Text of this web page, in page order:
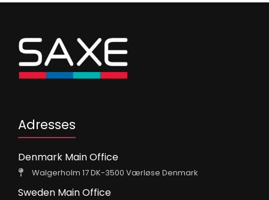
Adresses
Denmark Main Office
Walgerholm 17 DK-3500 Værløse Denmark
Sweden Main Office